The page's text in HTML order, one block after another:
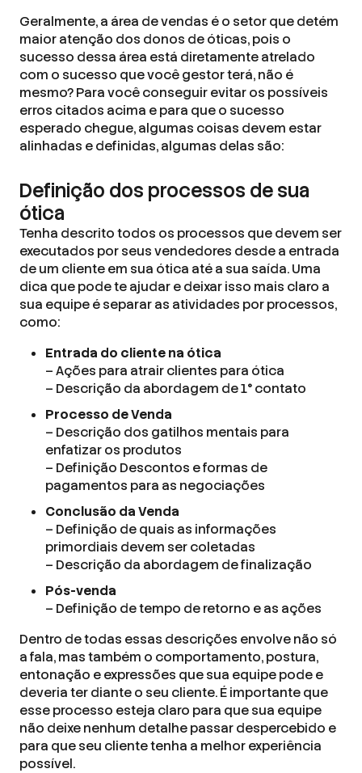
Geralmente, a área de vendas é o setor que detém
maior atenção dos donos de óticas, pois o
sucesso dessa área está diretamente atrelado
com o sucesso que você gestor terá, não é
mesmo? Para você conseguir evitar os possíveis
erros citados acima e para que o sucesso
esperado chegue, algumas coisas devem estar
alinhadas e definidas, algumas delas são:
Definição dos processos de sua
ótica
Tenha descrito todos os processos que devem ser
executados por seus vendedores desde a entrada
de um cliente em sua ótica até a sua saída. Uma
dica que pode te ajudar e deixar isso mais claro a
sua equipe é separar as atividades por processos,
como:
Entrada do cliente na ótica
– Ações para atrair clientes para ótica
– Descrição da abordagem de 1° contato
Processo de Venda
– Descrição dos gatilhos mentais para
enfatizar os produtos
– Definição Descontos e formas de
pagamentos para as negociações
Conclusão da Venda
– Definição de quais as informações
primordiais devem ser coletadas
– Descrição da abordagem de finalização
Pós-venda
– Definição de tempo de retorno e as ações
Dentro de todas essas descrições envolve não só
a fala, mas também o comportamento, postura,
entonação e expressões que sua equipe pode e
deveria ter diante o seu cliente. É importante que
esse processo esteja claro para que sua equipe
não deixe nenhum detalhe passar despercebido e
para que seu cliente tenha a melhor experiência
possível.